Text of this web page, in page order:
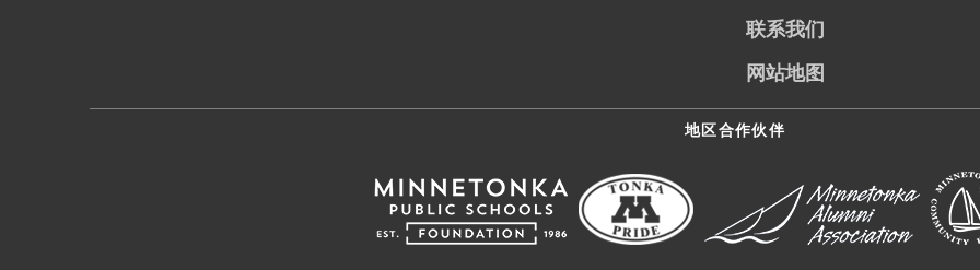
联系我们
网站地图
地区合作伙伴